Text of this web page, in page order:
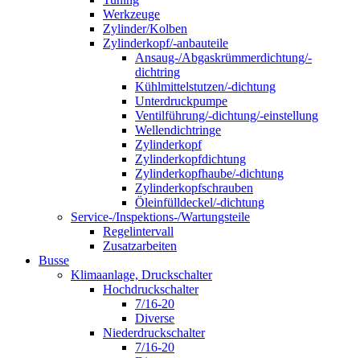
Werkzeuge
Zylinder/Kolben
Zylinderkopf/-anbauteile
Ansaug-/Abgaskrümmerdichtung/-
dichtring
Kühlmittelstutzen/-dichtung
Unterdruckpumpe
Ventilführung/-dichtung/-einstellung
Wellendichtringe
Zylinderkopf
Zylinderkopfdichtung
Zylinderkopfhaube/-dichtung
Zylinderkopfschrauben
Öleinfülldeckel/-dichtung
Service-/Inspektions-/Wartungsteile
Regelintervall
Zusatzarbeiten
Busse
Klimaanlage, Druckschalter
Hochdruckschalter
7/16-20
Diverse
Niederdruckschalter
7/16-20